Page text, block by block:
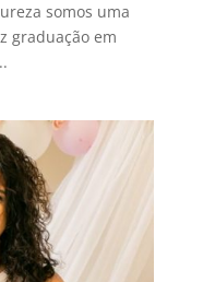
somos uma
graduação em